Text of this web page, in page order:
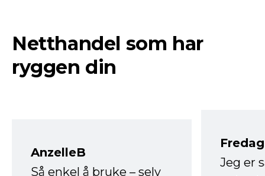
Netthandel som har
ryggen din
AnzelleB
Så enkel å bruke – selv
Jeg er